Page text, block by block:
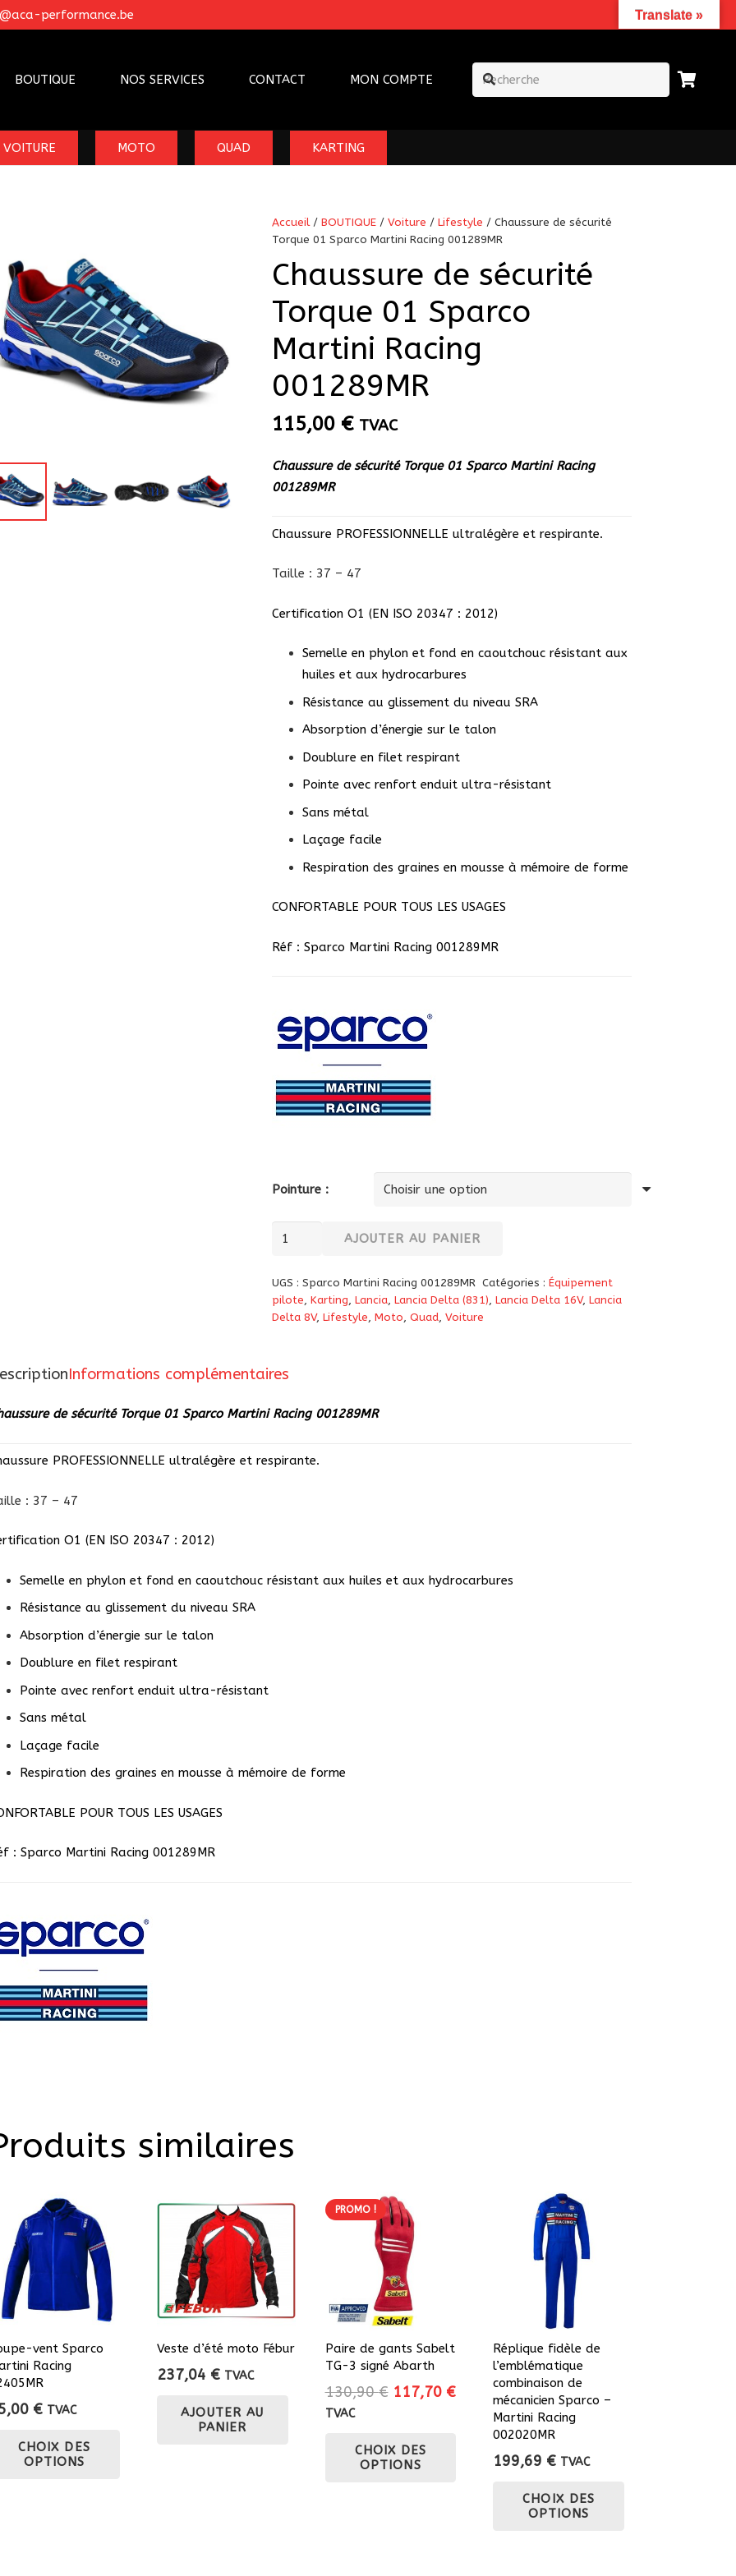
performance.be
BOUTIQUE NOS SERVICES CONTACT MON COMPTE
VOITURE MOTO QUAD KARTING
Accueil/ BOUTIQUE/ Voiture / Lifestyle / Chaussure de sécurité
Torque 01 Sparco Martini Racing 001289MR
Chaussure de sécurité
Torque 01 Sparco
Martini Racing
001289MR
115,00 € TVAC
Chaussure de sécurité Torque 01 Sparco Martini Racing
001289MR
Chaussure PROFESSIONNELLE ultralégère et respirante.
Taille : 37 – 47
Certification O1 (EN ISO 20347 : 2012)
Semelle en phylon et fond en caoutchouc résistant aux
huiles et aux hydrocarbures
Résistance au glissement du niveau SRA
Absorption d’énergie sur le talon
Doublure en filet respirant
Pointe avec renfort enduit ultra-résistant
Sans métal
Laçage facile
Respiration des graines en mousse à mémoire de forme
CONFORTABLE POUR TOUS LES USAGES
Réf : Sparco Martini Racing 001289MR
Pointure :
quantité
de
sécurité
Sparco
Racing
AJOUTER AU PANIER
UGS : Sparco Martini Racing 001289MR Catégories :Équipement
pilote, Karting, Lancia, Lancia Delta (831), Lancia Delta 16V, Lancia
Delta 8V, Lifestyle, Moto, Quad, Voiture
Informations complémentaires
de sécurité Torque 01 Sparco Martini Racing 001289MR
PROFESSIONNELLE ultralégère et respirante.
: 37 – 47
O1 (EN ISO 20347 : 2012)
Semelle en phylon et fond en caoutchouc résistant aux huiles et aux hydrocarbures
Résistance au glissement du niveau SRA
Absorption d’énergie sur le talon
Doublure en filet respirant
Pointe avec renfort enduit ultra-résistant
Sans métal
Laçage facile
Respiration des graines en mousse à mémoire de forme
POUR TOUS LES USAGES
: Sparco Martini Racing 001289MR
similaires
vent Sparco
Racing
€ TVAC
CHOIX DES
OPTIONS
Veste d’été moto Fébur
237,04 € TVAC
AJOUTER AU
PANIER
PROMO !
Paire de gants Sabelt
TG-3 signé Abarth
130,90€ Le
était :
130,90 €.
117,70 €Le
actuel
117,70 €.
TVAC
CHOIX DES
OPTIONS
produit
Réplique fidèle de
l’emblématique
combinaison de
mécanicien Sparco –
Martini Racing
002020MR
199,69 € TVAC
CHOIX DES
OPTIONS
Translate »